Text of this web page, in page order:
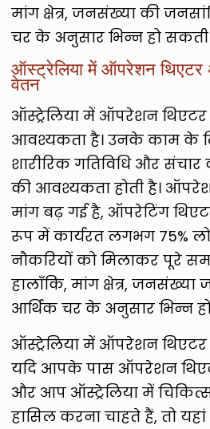
मांग क्षेत्र, जनसंख्या की
चर के अनुसार भिन्न हो सकती
ऑस्ट्रेलिया में ऑपरेशन थिएटर
वेतन
ऑस्ट्रेलिया में ऑपरेशन
आवश्यकता है। उनके काम के
शारीरिक गतिविधि और
की आवश्यकता होती है।
मांग बढ़ गई है, ऑपरेटिंग
रूप में कार्यरत लगभग 75%
नौकरियों को मिलाकर पूरे
हालाँकि, मांग क्षेत्र,
आर्थिक चर के अनुसार भिन्न
ऑस्ट्रेलिया में ऑपरेशन थिएटर
यदि आपके पास ऑपरेशन
और आप ऑस्ट्रेलिया में चिकित्सा
हासिल करना चाहते हैं, तो यहां